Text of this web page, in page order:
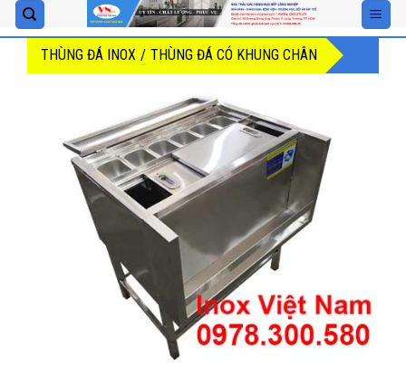
Skip
to
contentTHÙNG ĐÁ INOX / THÙNG ĐÁ CÓ KHUNG CHÂN